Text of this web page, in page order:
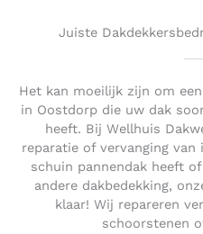
Juiste
Het kan moeilijk zijn om
in Oostdorp die uw dak
heeft. Bij Wellhuis
reparatie of vervanging van
schuin pannendak heeft
andere dakbedekking,
klaar! Wij repareren
schoorstenen